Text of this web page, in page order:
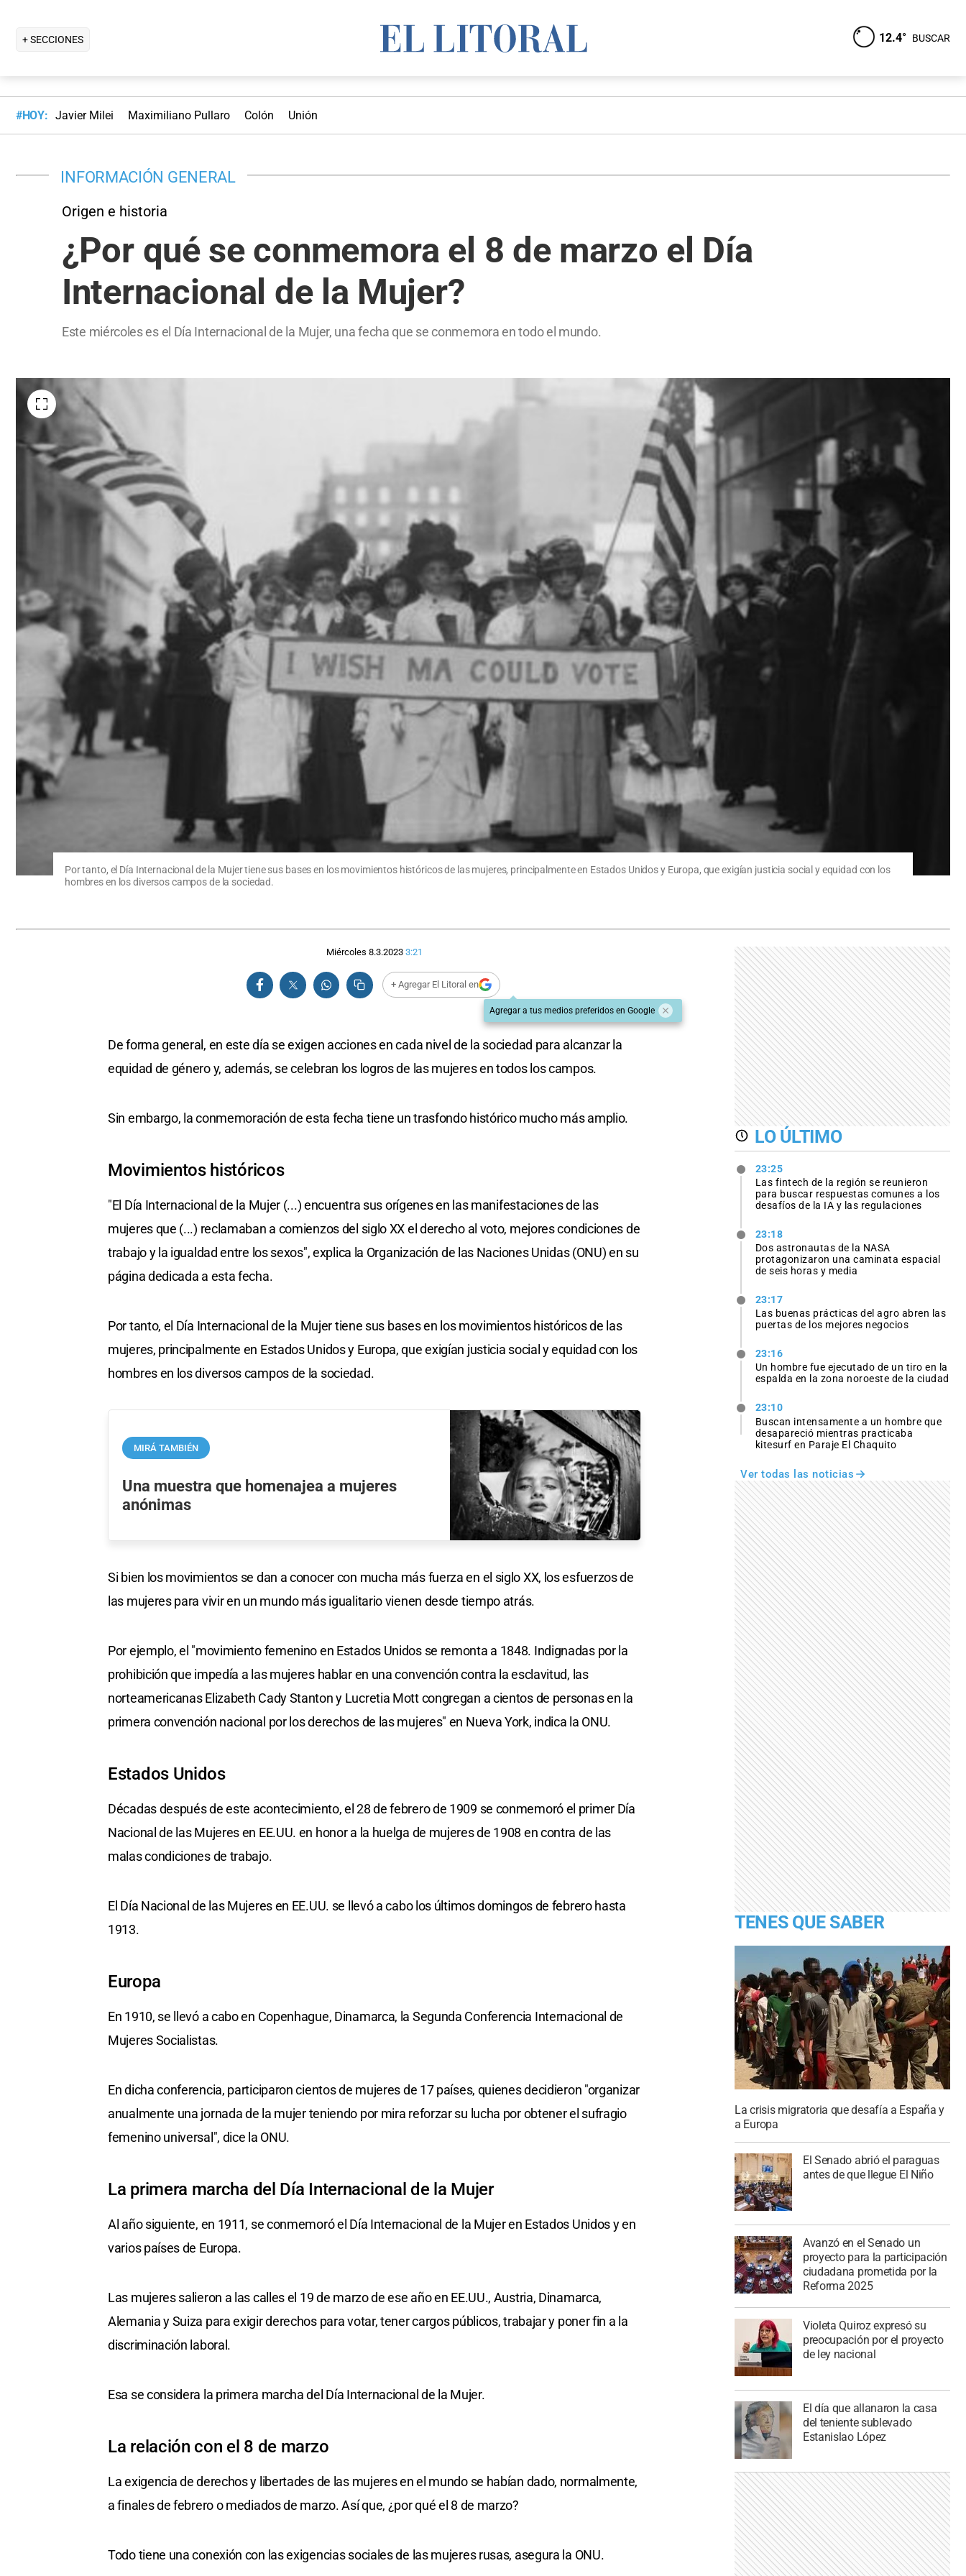
+ SECCIONES 12.4° BUSCAR
#HOY: Javier Milei Maximiliano Pullaro Colón Unión
INFORMACIÓN GENERAL
Origen e historia
¿Por qué se conmemora el 8 de marzo el Día
Internacional de la Mujer?
Este miércoles es el Día Internacional de la Mujer, una fecha que se conmemora en todo el mundo.
Por tanto, el Día Internacional de la Mujer tiene sus bases en los movimientos históricos de las mujeres, principalmente en Estados Unidos y Europa, que exigían justicia social y equidad con los
hombres en los diversos campos de la sociedad.
Miércoles 8.3.2023 3:21
+ Agregar El Litoral en
Agregar a tus medios preferidos en Google
De forma general, en este día se exigen acciones en cada nivel de la sociedad para alcanzar la
equidad de género y, además, se celebran los logros de las mujeres en todos los campos.
Sin embargo, la conmemoración de esta fecha tiene un trasfondo histórico mucho más amplio.
Movimientos históricos
"El Día Internacional de la Mujer (...) encuentra sus orígenes en las manifestaciones de las
mujeres que (...) reclamaban a comienzos del siglo XX el derecho al voto, mejores condiciones de
trabajo y la igualdad entre los sexos", explica la Organización de las Naciones Unidas (ONU) en su
página dedicada a esta fecha.
Por tanto, el Día Internacional de la Mujer tiene sus bases en los movimientos históricos de las
mujeres, principalmente en Estados Unidos y Europa, que exigían justicia social y equidad con los
hombres en los diversos campos de la sociedad.
MIRÁ TAMBIÉN
Una muestra que homenajea a mujeres
anónimas
Si bien los movimientos se dan a conocer con mucha más fuerza en el siglo XX, los esfuerzos de
las mujeres para vivir en un mundo más igualitario vienen desde tiempo atrás.
Por ejemplo, el "movimiento femenino en Estados Unidos se remonta a 1848. Indignadas por la
prohibición que impedía a las mujeres hablar en una convención contra la esclavitud, las
norteamericanas Elizabeth Cady Stanton y Lucretia Mott congregan a cientos de personas en la
primera convención nacional por los derechos de las mujeres" en Nueva York, indica la ONU.
Estados Unidos
Décadas después de este acontecimiento, el 28 de febrero de 1909 se conmemoró el primer Día
Nacional de las Mujeres en EE.UU. en honor a la huelga de mujeres de 1908 en contra de las
malas condiciones de trabajo.
El Día Nacional de las Mujeres en EE.UU. se llevó a cabo los últimos domingos de febrero hasta
1913.
Europa
En 1910, se llevó a cabo en Copenhague, Dinamarca, la Segunda Conferencia Internacional de
Mujeres Socialistas.
En dicha conferencia, participaron cientos de mujeres de 17 países, quienes decidieron "organizar
anualmente una jornada de la mujer teniendo por mira reforzar su lucha por obtener el sufragio
femenino universal", dice la ONU.
La primera marcha del Día Internacional de la Mujer
Al año siguiente, en 1911, se conmemoró el Día Internacional de la Mujer en Estados Unidos y en
varios países de Europa.
Las mujeres salieron a las calles el 19 de marzo de ese año en EE.UU., Austria, Dinamarca,
Alemania y Suiza para exigir derechos para votar, tener cargos públicos, trabajar y poner fin a la
discriminación laboral.
Esa se considera la primera marcha del Día Internacional de la Mujer.
La relación con el 8 de marzo
La exigencia de derechos y libertades de las mujeres en el mundo se habían dado, normalmente,
a finales de febrero o mediados de marzo. Así que, ¿por qué el 8 de marzo?
Todo tiene una conexión con las exigencias sociales de las mujeres rusas, asegura la ONU.
LO ÚLTIMO
23:25
Las fintech de la región se reunieron
para buscar respuestas comunes a los
desafíos de la IA y las regulaciones
23:18
Dos astronautas de la NASA
protagonizaron una caminata espacial
de seis horas y media
23:17
Las buenas prácticas del agro abren las
puertas de los mejores negocios
23:16
Un hombre fue ejecutado de un tiro en la
espalda en la zona noroeste de la ciudad
23:10
Buscan intensamente a un hombre que
desapareció mientras practicaba
kitesurf en Paraje El Chaquito
Ver todas las noticias
TENES QUE SABER
La crisis migratoria que desafía a España y
a Europa
El Senado abrió el paraguas
antes de que llegue El Niño
Avanzó en el Senado un
proyecto para la participación
ciudadana prometida por la
Reforma 2025
Violeta Quiroz expresó su
preocupación por el proyecto
de ley nacional
El día que allanaron la casa
del teniente sublevado
Estanislao López